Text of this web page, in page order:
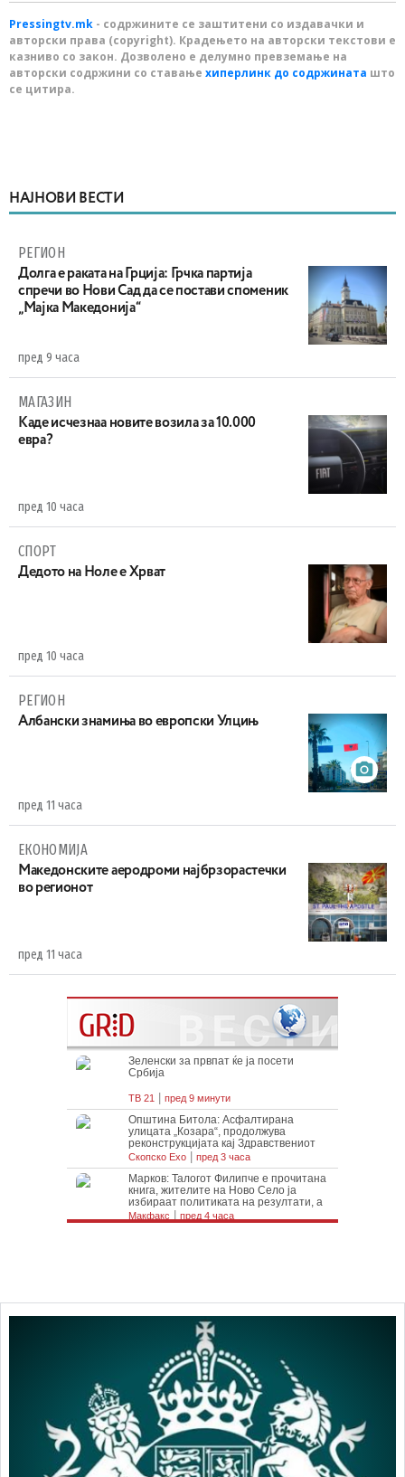
Pressingtv.mk - содржините се заштитени со издавачки и
авторски права (copyright). Крадењето на авторски текстови е
казниво со закон. Дозволено е делумно превземање на
авторски содржини со ставање хиперлинк до содржината што
се цитира.
НАЈНОВИ ВЕСТИ
РЕГИОН
Долга е раката на Грција: Грчка партија
спречи во Нови Сад да се постави споменик
„Мајка Македонија“
пред 9 часа
МАГАЗИН
Каде исчезнаа новите возила за 10.000
евра?
пред 10 часа
СПОРТ
Дедото на Ноле е Хрват
пред 10 часа
РЕГИОН
Aлбански знамиња во европски Улцињ
пред 11 часа
ЕКОНОМИЈА
Maкедонските аеродроми најбрзорастечки
во регионот
пред 11 часа